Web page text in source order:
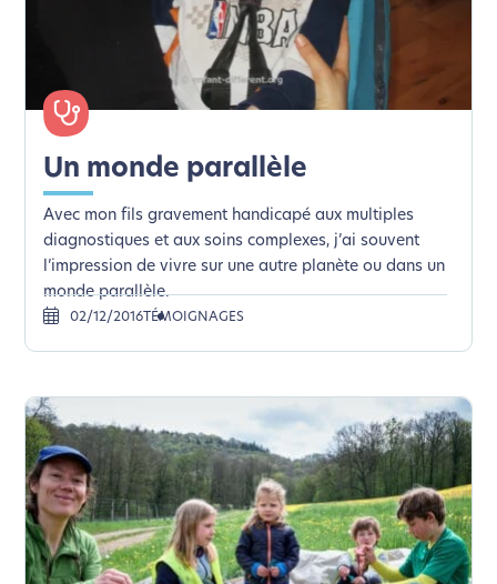
Un monde parallèle
Avec mon fils gravement handicapé aux multiples
diagnostiques et aux soins complexes, j’ai souvent
l’impression de vivre sur une autre planète ou dans un
monde parallèle.
02/12/2016 TÉMOIGNAGES